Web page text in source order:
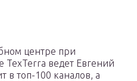
центре при
TexTerra ведет Евгений
в топ-100 каналов, а